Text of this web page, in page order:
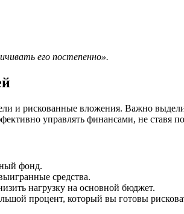
его постепенно».
и рискованные вложения. Важно
управлять финансами, не ставя
фонд.
средства.
нагрузку на основной бюджет.
процент, который вы готовы